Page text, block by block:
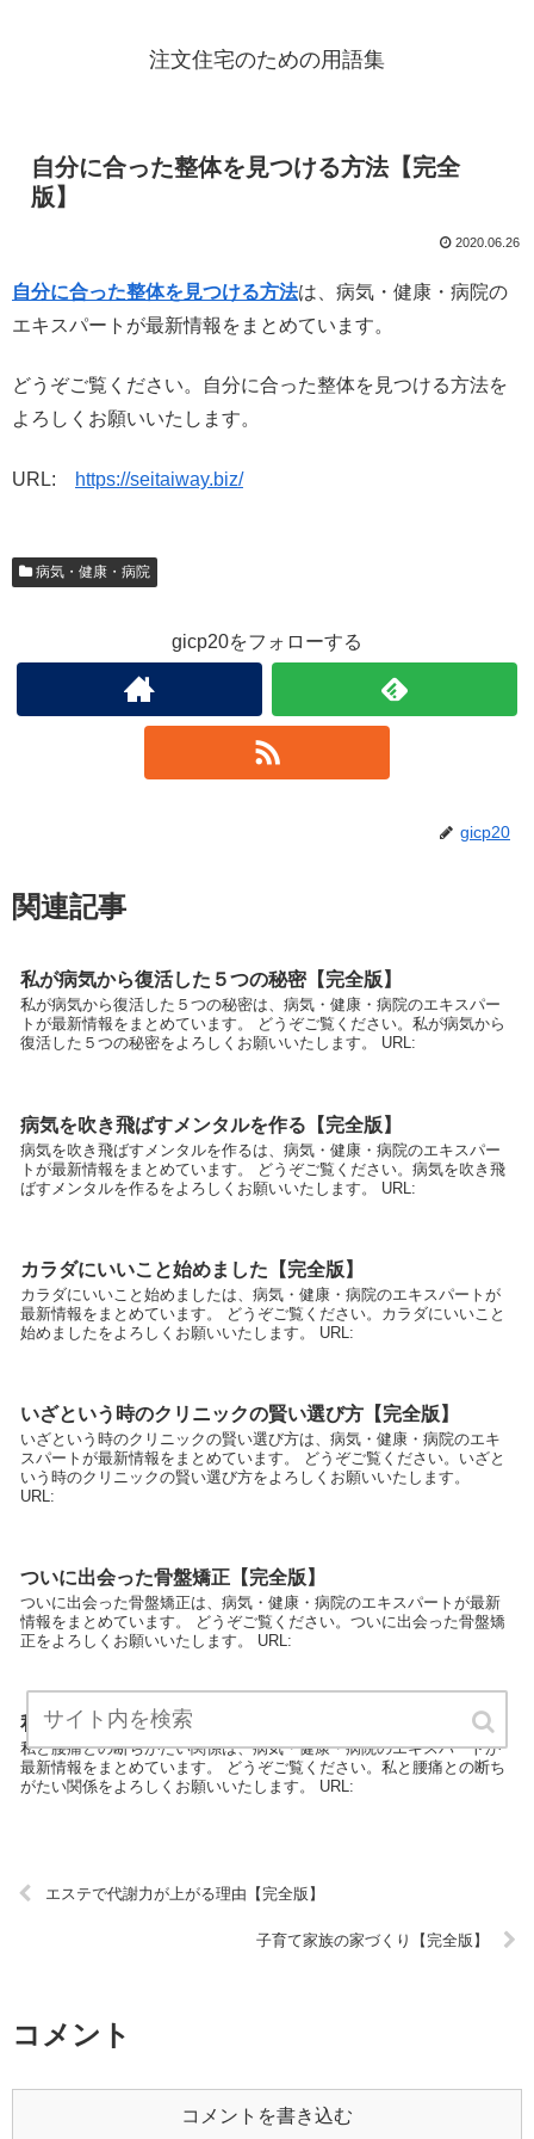
注文住宅のための用語集
自分に合った整体を見つける方法【完全
版】
2020.06.26
自分に合った整体を見つける方法は、病気・健康・病院の
エキスパートが最新情報をまとめています。
どうぞご覧ください。自分に合った整体を見つける方法を
よろしくお願いいたします。
URL: https://seitaiway.biz/
病気・健康・病院
gicp20をフォローする
gicp20
関連記事
私が病気から復活した５つの秘密【完全版】
私が病気から復活した５つの秘密は、病気・健康・病院のエキスパー
トが最新情報をまとめています。 どうぞご覧ください。私が病気から
復活した５つの秘密をよろしくお願いいたします。 URL:
病気を吹き飛ばすメンタルを作る【完全版】
病気を吹き飛ばすメンタルを作るは、病気・健康・病院のエキスパー
トが最新情報をまとめています。 どうぞご覧ください。病気を吹き飛
ばすメンタルを作るをよろしくお願いいたします。 URL:
カラダにいいこと始めました【完全版】
カラダにいいこと始めましたは、病気・健康・病院のエキスパートが
最新情報をまとめています。 どうぞご覧ください。カラダにいいこと
始めましたをよろしくお願いいたします。 URL:
いざという時のクリニックの賢い選び方【完全版】
いざという時のクリニックの賢い選び方は、病気・健康・病院のエキ
スパートが最新情報をまとめています。 どうぞご覧ください。いざと
いう時のクリニックの賢い選び方をよろしくお願いいたします。
URL:
ついに出会った骨盤矯正【完全版】
ついに出会った骨盤矯正は、病気・健康・病院のエキスパートが最新
情報をまとめています。 どうぞご覧ください。ついに出会った骨盤矯
正をよろしくお願いいたします。 URL:
私と腰痛との断ちがたい関係【完全版】
私と腰痛との断ちがたい関係は、病気・健康・病院のエキスパートが
最新情報をまとめています。 どうぞご覧ください。私と腰痛との断ち
がたい関係をよろしくお願いいたします。 URL:
エステで代謝力が上がる理由【完全版】
子育て家族の家づくり【完全版】
コメント
コメントを書き込む